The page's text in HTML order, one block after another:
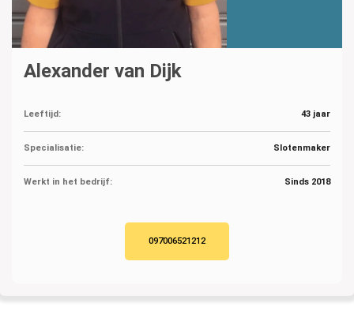
Alexander van Dijk
Leeftijd: 43 jaar
Specialisatie: Slotenmaker
Werkt in het bedrijf: Sinds 2018
097006521212